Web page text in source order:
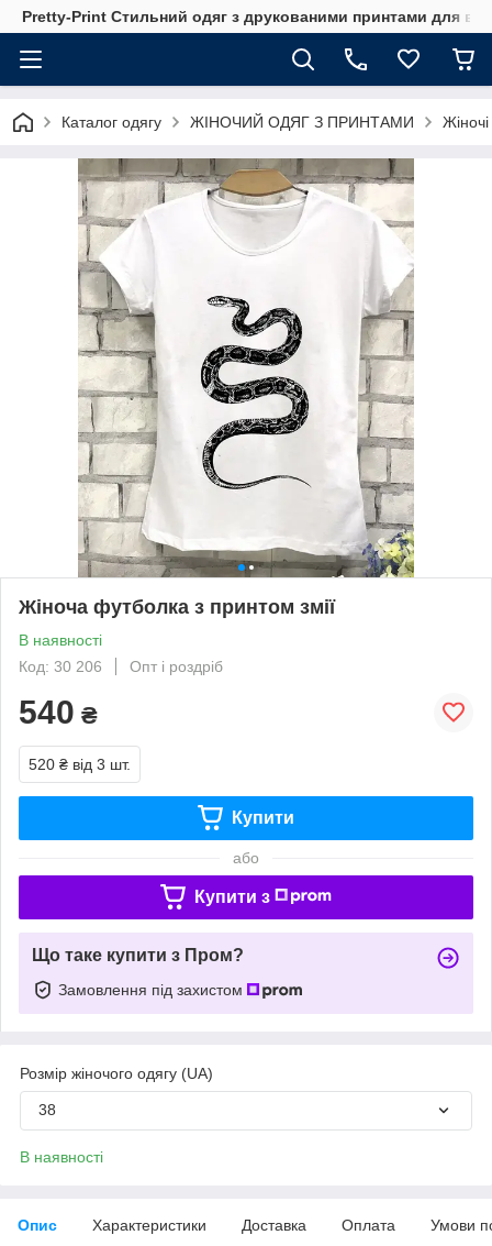
Pretty-Print Стильний одяг з друкованими принтами для
Каталог одягу ЖІНОЧИЙ ОДЯГ З ПРИНТАМИ
Жіноча футболка з принтом змії
В наявності
Код: 30 206
Опт і роздріб
540 ₴
520 ₴ від 3 шт.
Купити
або
Купити з
Що таке купити з Пром?
Замовлення під захистом
Розмір жіночого одягу (UA)
38
В наявності
Опис Характеристики Доставка Оплата Умови